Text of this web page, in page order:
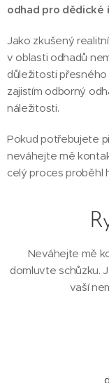
odhad pro dědické
Jako zkušený
v oblasti odhadů
důležitosti
zajistím odborný
náležitosti.
Pokud potřebujete
neváhejte mě
celý proces proběhl
Neváhejte mě
domluvte schůzku.
vaší